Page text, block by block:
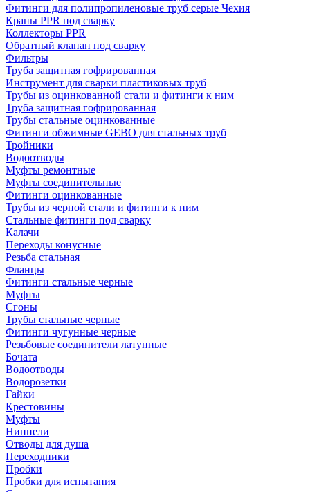
Фитинги для полипропиленовые труб серые Чехия
Краны PPR под сварку
Коллекторы PPR
Обратный клапан под сварку
Фильтры
Труба защитная гофрированная
Инструмент для сварки пластиковых труб
Трубы из оцинкованной стали и фитинги к ним
Труба защитная гофрированная
Трубы стальные оцинкованные
Фитинги обжимные GEBO для стальных труб
Тройники
Водоотводы
Муфты ремонтные
Муфты соединительные
Фитинги оцинкованные
Трубы из черной стали и фитинги к ним
Стальные фитинги под сварку
Калачи
Переходы конусные
Резьба стальная
Фланцы
Фитинги стальные черные
Муфты
Сгоны
Трубы стальные черные
Фитинги чугунные черные
Резьбовые соединители латунные
Бочата
Водоотводы
Водорозетки
Гайки
Крестовины
Муфты
Ниппели
Отводы для душа
Переходники
Пробки
Пробки для испытания